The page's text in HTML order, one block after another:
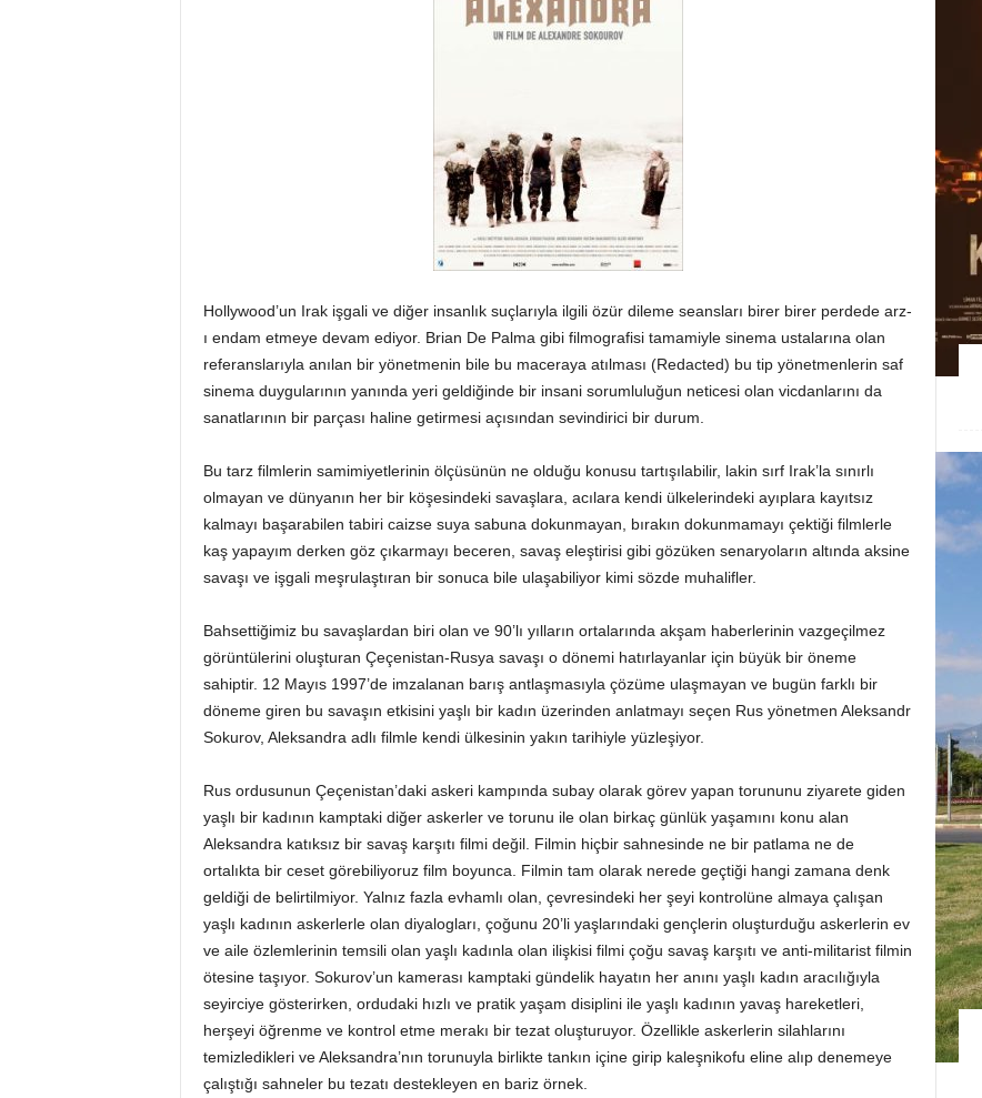
Hollywood’un Irak işgali ve diğer insanlık suçlarıyla ilgili özür dileme seansları birer birer perdede arz-
ı endam etmeye devam ediyor. Brian De Palma gibi filmografisi tamamiyle sinema ustalarına olan
referanslarıyla anılan bir yönetmenin bile bu maceraya atılması (Redacted) bu tip yönetmenlerin saf
sinema duygularının yanında yeri geldiğinde bir insani sorumluluğun neticesi olan vicdanlarını da
sanatlarının bir parçası haline getirmesi açısından sevindirici bir durum.
Bu tarz filmlerin samimiyetlerinin ölçüsünün ne olduğu konusu tartışılabilir, lakin sırf Irak’la sınırlı
olmayan ve dünyanın her bir köşesindeki savaşlara, acılara kendi ülkelerindeki ayıplara kayıtsız
kalmayı başarabilen tabiri caizse suya sabuna dokunmayan, bırakın dokunmamayı çektiği filmlerle
kaş yapayım derken göz çıkarmayı beceren, savaş eleştirisi gibi gözüken senaryoların altında aksine
savaşı ve işgali meşrulaştıran bir sonuca bile ulaşabiliyor kimi sözde muhalifler.
Bahsettiğimiz bu savaşlardan biri olan ve 90’lı yılların ortalarında akşam haberlerinin vazgeçilmez
görüntülerini oluşturan Çeçenistan-Rusya savaşı o dönemi hatırlayanlar için büyük bir öneme
sahiptir. 12 Mayıs 1997’de imzalanan barış antlaşmasıyla çözüme ulaşmayan ve bugün farklı bir
döneme giren bu savaşın etkisini yaşlı bir kadın üzerinden anlatmayı seçen Rus yönetmen Aleksandr
Sokurov, Aleksandra adlı filmle kendi ülkesinin yakın tarihiyle yüzleşiyor.
Rus ordusunun Çeçenistan’daki askeri kampında subay olarak görev yapan torununu ziyarete giden
yaşlı bir kadının kamptaki diğer askerler ve torunu ile olan birkaç günlük yaşamını konu alan
Aleksandra katıksız bir savaş karşıtı filmi değil. Filmin hiçbir sahnesinde ne bir patlama ne de
ortalıkta bir ceset görebiliyoruz film boyunca. Filmin tam olarak nerede geçtiği hangi zamana denk
geldiği de belirtilmiyor. Yalnız fazla evhamlı olan, çevresindeki her şeyi kontrolüne almaya çalışan
yaşlı kadının askerlerle olan diyalogları, çoğunu 20’li yaşlarındaki gençlerin oluşturduğu askerlerin ev
ve aile özlemlerinin temsili olan yaşlı kadınla olan ilişkisi filmi çoğu savaş karşıtı ve anti-militarist filmin
ötesine taşıyor. Sokurov’un kamerası kamptaki gündelik hayatın her anını yaşlı kadın aracılığıyla
seyirciye gösterirken, ordudaki hızlı ve pratik yaşam disiplini ile yaşlı kadının yavaş hareketleri,
herşeyi öğrenme ve kontrol etme merakı bir tezat oluşturuyor. Özellikle askerlerin silahlarını
temizledikleri ve Aleksandra’nın torunuyla birlikte tankın içine girip kaleşnikofu eline alıp denemeye
çalıştığı sahneler bu tezatı destekleyen en bariz örnek.